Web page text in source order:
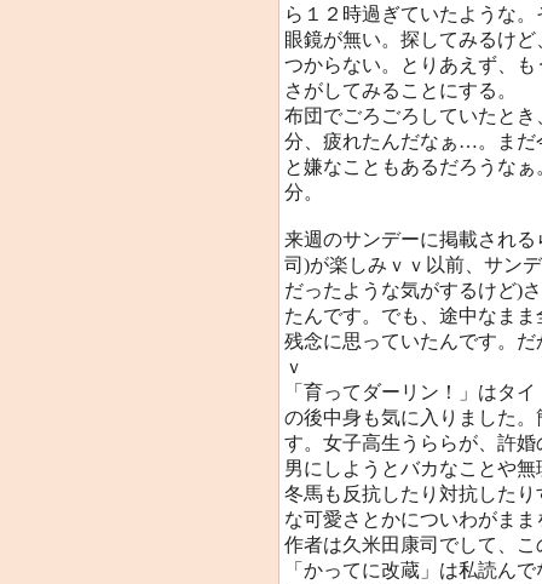
ら１２時過ぎていたような
眼鏡が無い。探してみるけ
つからない。とりあえず、
さがしてみることにする。
布団でごろごろしていたと
分、疲れたんだなぁ…。まだ
と嫌なこともあるだろうな
分。
来週のサンデーに掲載され
司)が楽しみｖｖ以前、サン
だったような気がするけど)
たんです。でも、途中なま
残念に思っていたんです。
ｖ
「育ってダーリン！」はタ
の後中身も気に入りました
す。女子高生うららが、許
男にしようとバカなことや
冬馬も反抗したり対抗した
な可愛さとかについわがま
作者は久米田康司でして、
「かってに改蔵」は私読ん